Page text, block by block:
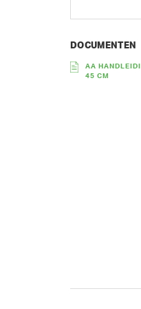
DOCUMENTEN
AA
45 CM